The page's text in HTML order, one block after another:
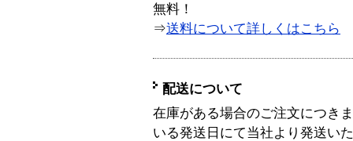
無料！
⇒送料について詳しくはこちら
配送について
在庫がある場合のご注文につき
いる発送日にて当社より発送い